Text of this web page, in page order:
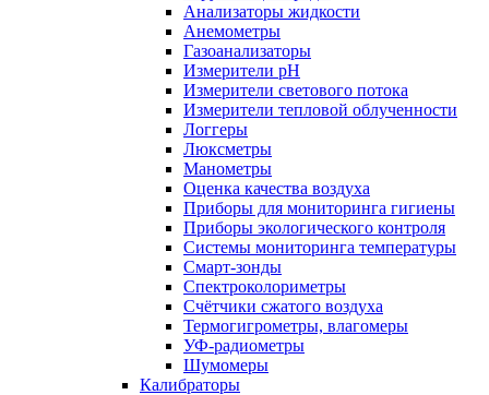
Анализаторы жидкости
Анемометры
Газоанализаторы
Измерители pH
Измерители светового потока
Измерители тепловой облученности
Логгеры
Люксметры
Манометры
Оценка качества воздуха
Приборы для мониторинга гигиены
Приборы экологического контроля
Системы мониторинга температуры
Смарт-зонды
Спектроколориметры
Счётчики сжатого воздуха
Термогигрометры, влагомеры
УФ-радиометры
Шумомеры
Калибраторы